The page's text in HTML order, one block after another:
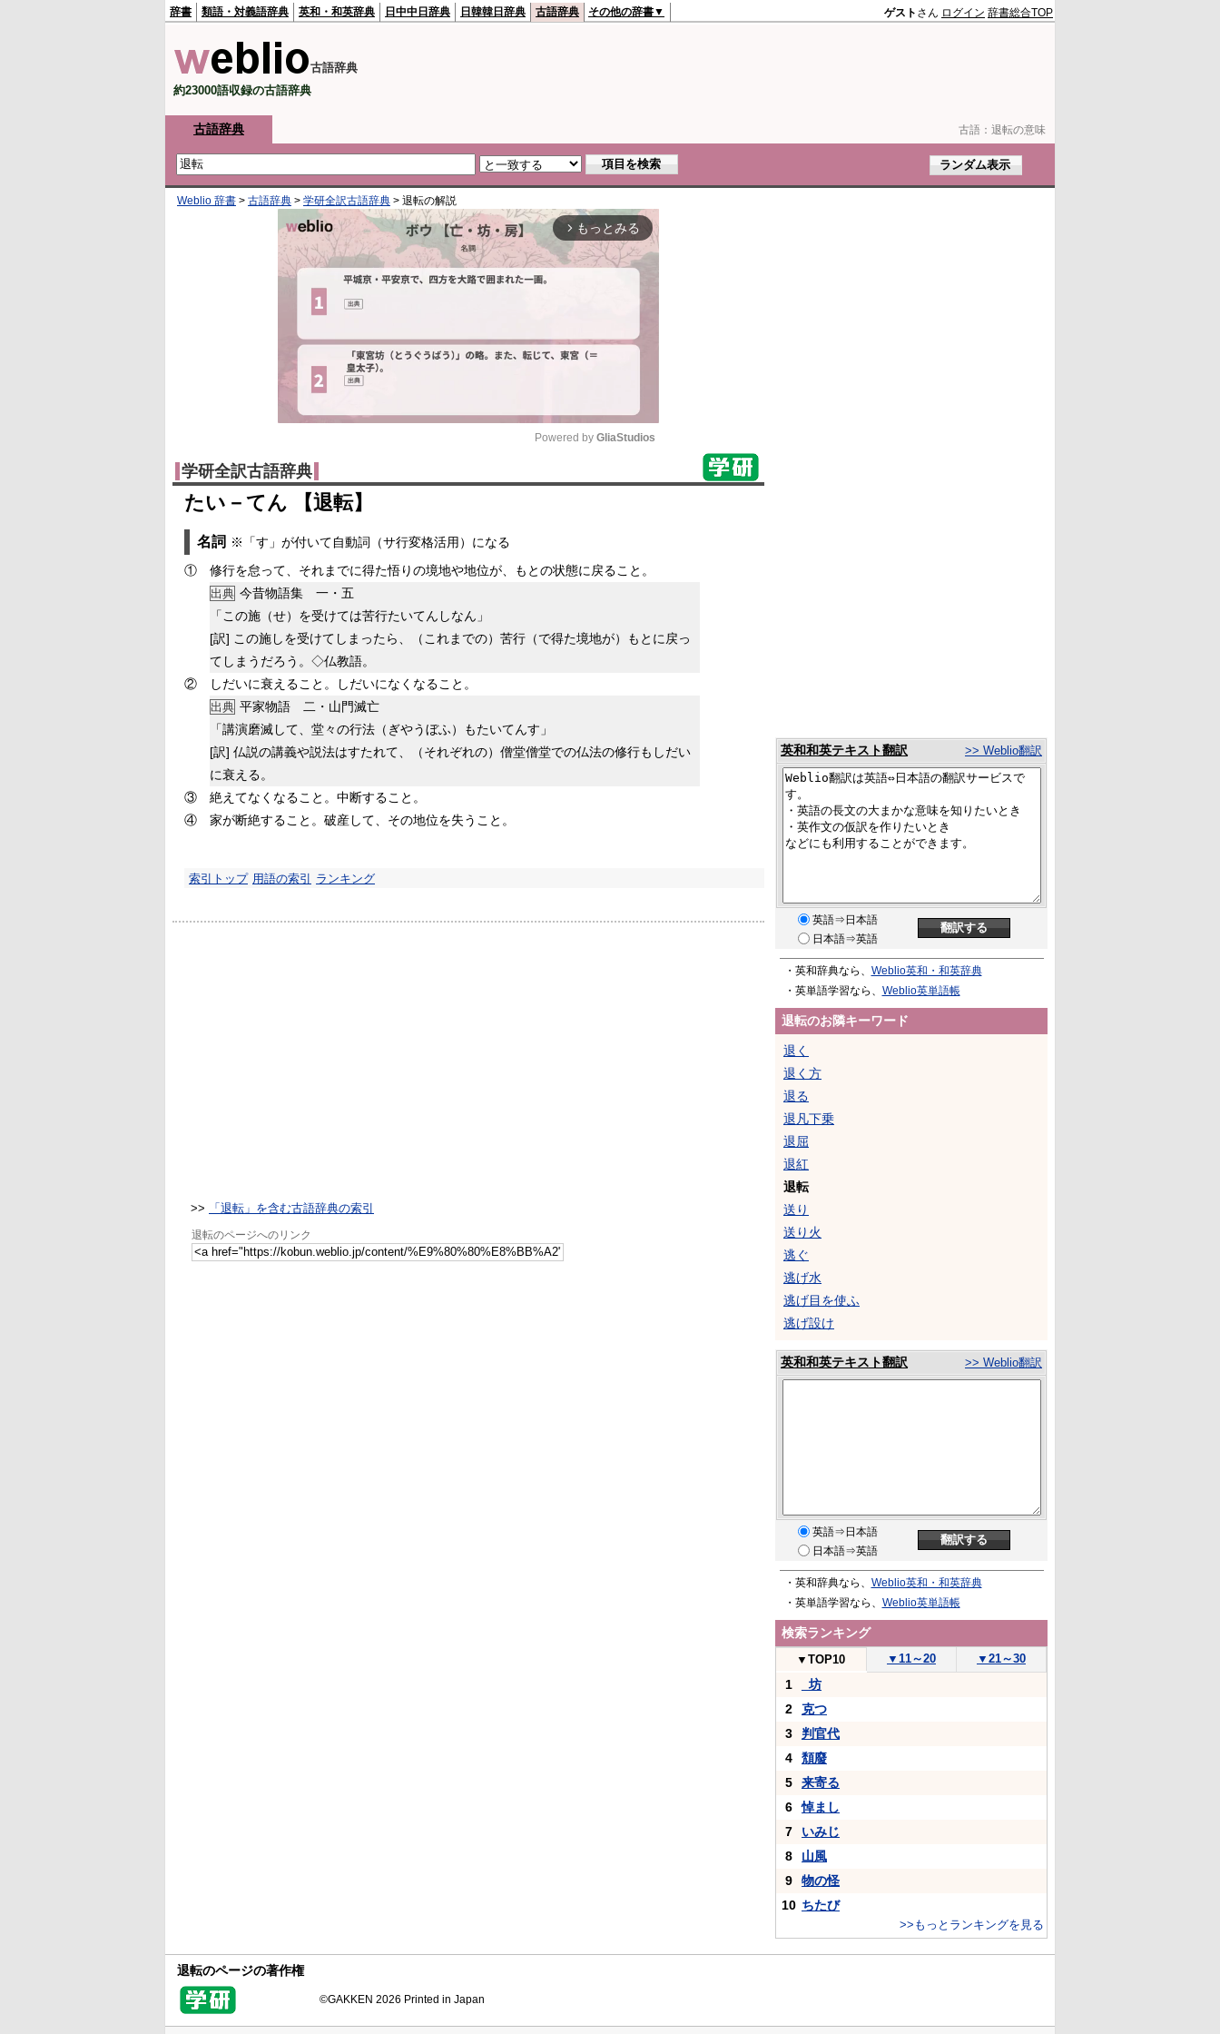
古語： 退転の意味
辞書 類語・対義語辞典 英和・和英辞典 日中中日辞典 日韓韓日辞典 古語辞典 その他の辞書▼ ゲスト さん ログイン 辞書総合TOP
古語辞典
約23000語収録の古語辞典
古語辞典
Weblio 辞書 > 古語辞典 > 学研全訳古語辞典 > 退転の解説
arrow_forward_ios もっとみる
Mute
Powered by GliaStudios
学研全訳古語辞典
たい－てん 【退転】
名詞 ※「す」が付いて自動詞（サ行変格活用）になる
①
修行を怠って、それまでに得た悟りの境地や地位が、もとの状態に戻ること。
出典 今昔物語集 一・五
「この施（せ）を受けては苦行たいてんしなん」
[訳] この施しを受けてしまったら、（これまでの）苦行（で得た境地が）もとに戻っ
てしまうだろう。◇仏教語。
②
しだいに衰えること。しだいになくなること。
出典 平家物語 二・山門滅亡
「講演磨滅して、堂々の行法（ぎやうぼふ）もたいてんす」
[訳] 仏説の講義や説法はすたれて、（それぞれの）僧堂僧堂での仏法の修行もしだい
に衰える。
③
絶えてなくなること。中断すること。
④
家が断絶すること。破産して、その地位を失うこと。
索引トップ 用語の索引 ランキング
>> 「退転」を含む古語辞典の索引
退転のページへのリンク
英和和英テキスト翻訳 >> Weblio翻訳
英語⇒日本語
日本語⇒英語
・英和辞典なら、 Weblio英和・和英辞典
・英単語学習なら、 Weblio英単語帳
退転のお隣キーワード
退く
退く方
退る
退凡下乗
退屈
退紅
退転
送り
送り火
逃ぐ
逃げ水
逃げ目を使ふ
逃げ設け
英和和英テキスト翻訳 >> Weblio翻訳
英語⇒日本語
日本語⇒英語
・英和辞典なら、 Weblio英和・和英辞典
・英単語学習なら、 Weblio英単語帳
検索ランキング
▼ TOP10 ▼ 11～20 ▼ 21～30
1
_坊
2
克つ
3
判官代
4
頽廢
5
来寄る
6
悼まし
7
いみじ
8
山風
9
物の怪
10 ちたび
>>もっとランキングを見る
退転のページの著作権
©GAKKEN 2026 Printed in Japan